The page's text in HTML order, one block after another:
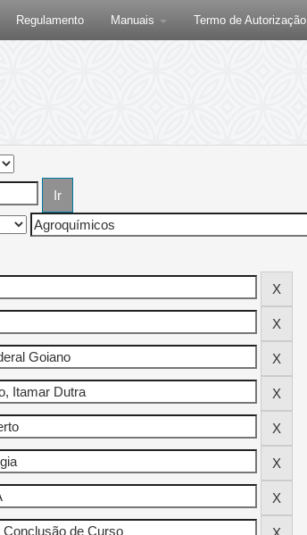
Regulamento Manuais Termo de Autorização